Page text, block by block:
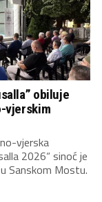
obiluje
vjerskim
vjerska
2026“ sinoć je
Sanskom Mostu.